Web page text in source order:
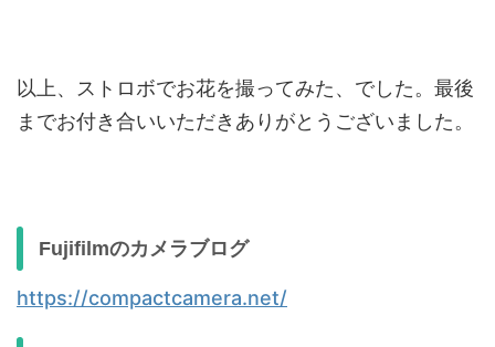
以上、ストロボでお花を撮ってみた、でした。最後
までお付き合いいただきありがとうございました。
Fujifilmのカメラブログ
https://compactcamera.net/